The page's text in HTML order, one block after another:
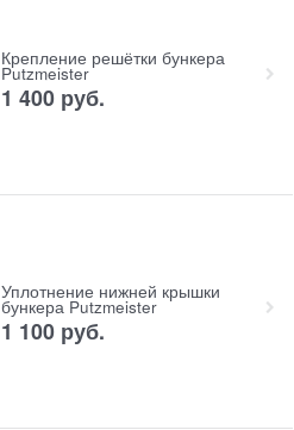
Крепление решётки бункера
Putzmeister
1 400 руб.
Уплотнение нижней крышки
бункера Putzmeister
1 100 руб.